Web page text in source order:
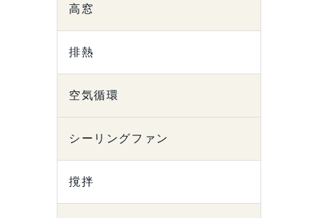
高窓
排熱
空気循環
シーリングファン
撹拌